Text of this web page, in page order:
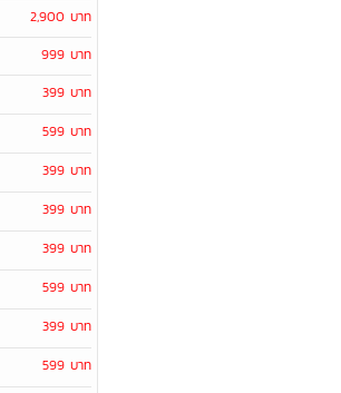
2,900 บาท
999 บาท
399 บาท
599 บาท
399 บาท
399 บาท
399 บาท
599 บาท
399 บาท
599 บาท